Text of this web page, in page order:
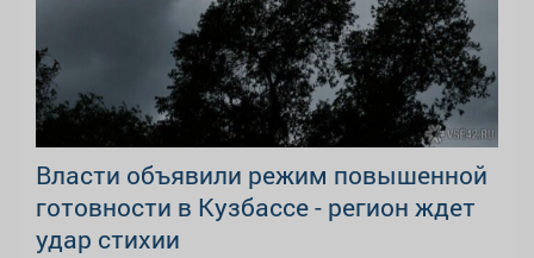
Власти объявили режим повышенной
готовности в Кузбассе - регион ждет
удар стихии